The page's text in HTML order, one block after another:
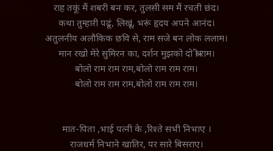
राह तकूं मैं शबरी बन कर, तुलसी सम मैं रचती छंद।
कथा तुम्हारी पढूं, लिखूं, भरूं हृदय अपने आनंद।
अतुलनीय अलौकिक छवि से, राम सजे बन लोक ललाम।
मान रखो मेरे सुमिरन का, दर्शन मुझको दो श्री राम।
बोलो राम राम राम,बोलो राम राम राम।
बोलो राम राम राम,बोलो राम राम राम।
मात-पिता ,भाई पत्नी के ,रिश्ते सभी निभाए ।
राजधर्म निभाने खातिर, पर सारे बिसराए।